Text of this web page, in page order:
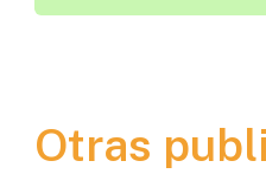
Otras